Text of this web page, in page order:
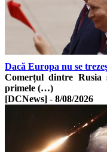
Dacă Europa nu se
Comerțul dintre
primele (…)
[DCNews] - 8/08/2026